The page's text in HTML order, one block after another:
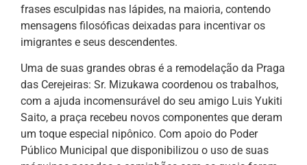
frases esculpidas nas lápides, na maioria, contendo
mensagens filosóficas deixadas para incentivar os
imigrantes e seus descendentes.
Uma de suas grandes obras é a remodelação da Praga
das Cerejeiras: Sr. Mizukawa coordenou os trabalhos,
com a ajuda incomensurável do seu amigo Luis Yukiti
Saito, a praça recebeu novos componentes que deram
um toque especial nipônico. Com apoio do Poder
Público Municipal que disponibilizou o uso de suas